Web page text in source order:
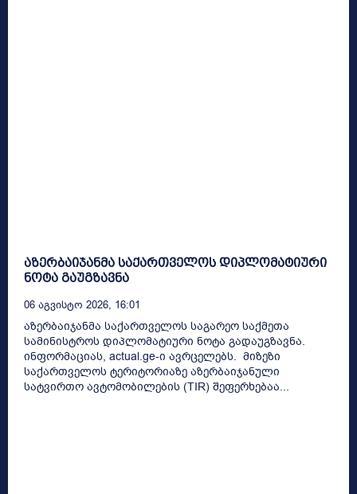
აზერბაიჯანმა საქართველოს დიპლომატიური
ნოტა გაუგზავნა
06 Აგვისტო 2026, 16:01
აზერბაიჯანმა საქართველოს საგარეო საქმეთა
სამინისტროს დიპლომატიური ნოტა გადაუგზავნა.
ინფორმაციას, actual.ge-ი ავრცელებს. მიზეზი
საქართველოს ტერიტორიაზე აზერბაიჯანული
სატვირთო ავტომობილების (TIR) შეფერხებაა...